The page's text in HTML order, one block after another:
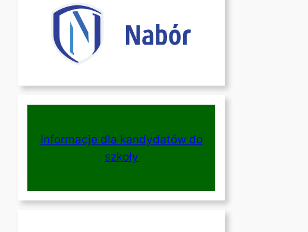
Informacje dla kandydatów do
szkoły